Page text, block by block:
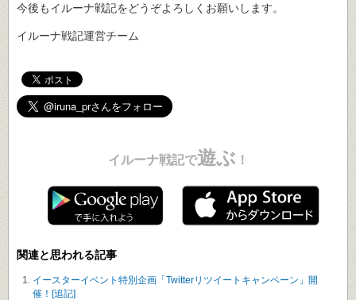
今後もイルーナ戦記をどうぞよろしくお願いします。
イルーナ戦記運営チーム
イルーナ戦記で遊ぶ ！
関連と思われる記事
イースターイベント特別企画「Twitterリツイートキャンペーン」開
催！[追記]